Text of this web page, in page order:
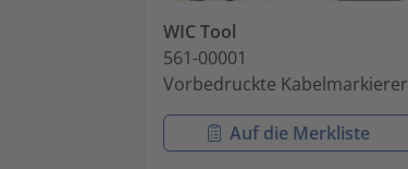
WIC Tool
561-00001
Vorbedruckte Kabelmarkierer
Auf die Merkliste